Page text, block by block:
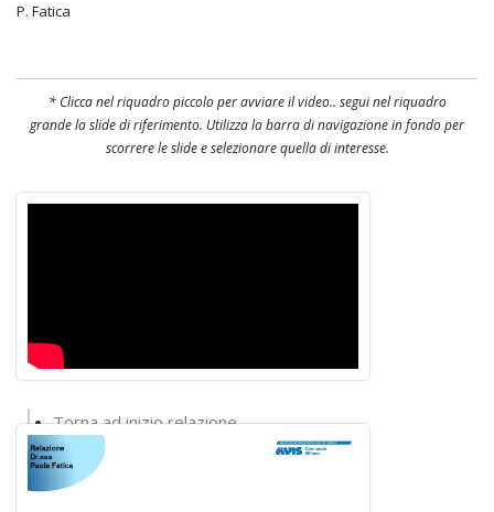
P. Fatica
* Clicca nel riquadro piccolo per avviare il video.. segui nel riquadro
grande la slide di riferimento. Utilizza la barra di navigazione in fondo per
scorrere le slide e selezionare quella di interesse.
Torna ad inizio relazione
Torna alla lista interventi
Torna al convegno